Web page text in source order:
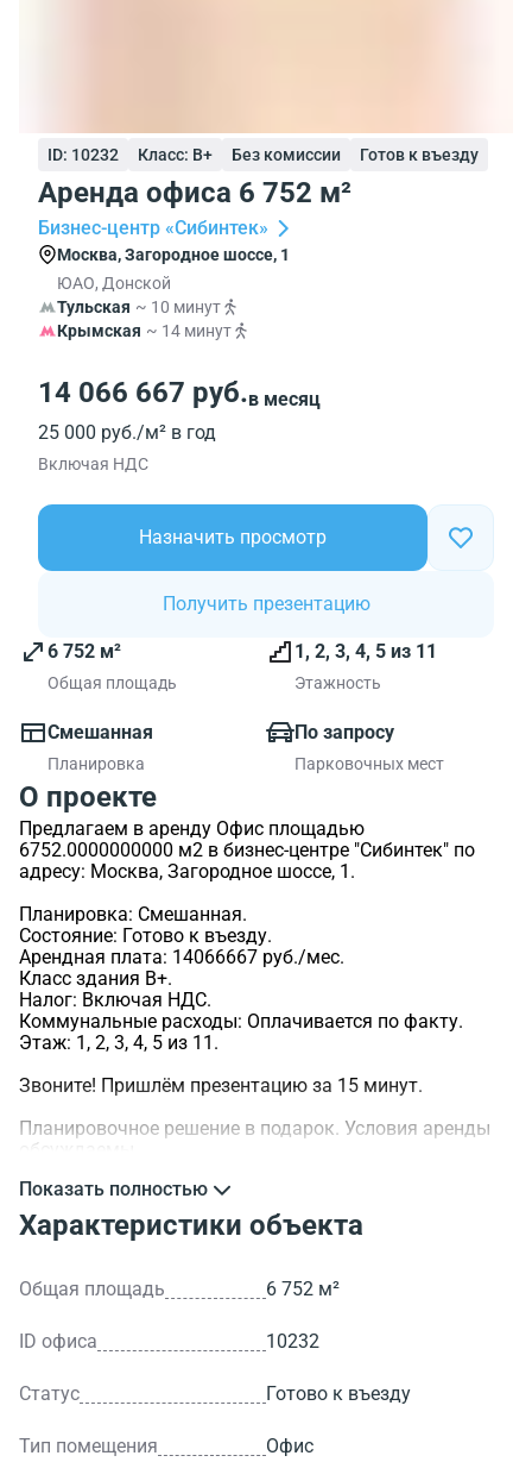
ID: 10232 Класс: B+ Без комиссии Готов к въезду
Аренда офиса 6 752 м²
Бизнес-центр «Сибинтек»
Москва, Загородное шоссе, 1
ЮАО, Донской
Тульская ~ 10 минут
Крымская ~ 14 минут
14 066 667 руб.в месяц
25 000 руб./м² в год
Включая НДС
Назначить просмотр
Получить презентацию
6 752 м²
Общая площадь
1, 2, 3, 4, 5 из 11
Этажность
Смешанная
Планировка
По запросу
Парковочных мест
О проекте
Предлагаем в аренду Офис площадью
6752.0000000000 м2 в бизнес-центре "Сибинтек" по
адресу: Москва, Загородное шоссе, 1.
Планировка: Смешанная.
Состояние: Готово к въезду.
Арендная плата: 14066667 руб./мес.
Класс здания B+.
Налог: Включая НДС.
Коммунальные расходы: Оплачивается по факту.
Этаж: 1, 2, 3, 4, 5 из 11.
Звоните! Пришлём презентацию за 15 минут.
Планировочное решение в подарок. Условия аренды
обсуждаемы.
>ID объекта - 10232.
Показать полностью
Характеристики объекта
Общая площадь 6 752 м²
ID офиса 10232
Статус Готово к въезду
Тип помещения Офис